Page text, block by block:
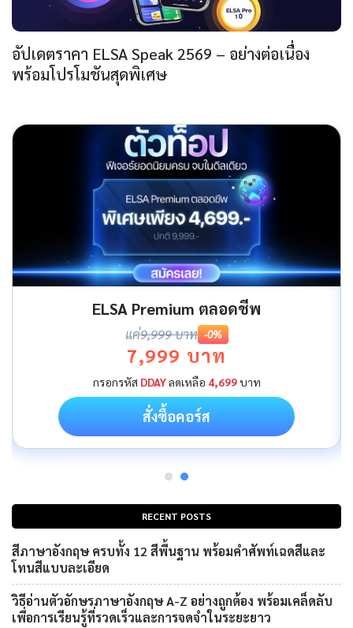
อัปเดตราคา ELSA Speak 2569 – อย่างต่อเนื่อง
พร้อมโปรโมชันสุดพิเศษ
RECENT POSTS
สีภาษาอังกฤษ ครบทั้ง 12 สีพื้นฐาน พร้อมคำศัพท์เฉดสีและ
โทนสีแบบละเอียด
วิธีอ่านตัวอักษรภาษาอังกฤษ A-Z อย่างถูกต้อง พร้อมเคล็ดลับ
เพื่อการเรียนรู้ที่รวดเร็วและการจดจำในระยะยาว
ELSA Premium ตลอดชีพ
แค่9,999 บาท -0%
7,999 บาท
กรอกรหัส DDAYลดเหลือ 4,699บาท
สั่งซื้อคอร์ส